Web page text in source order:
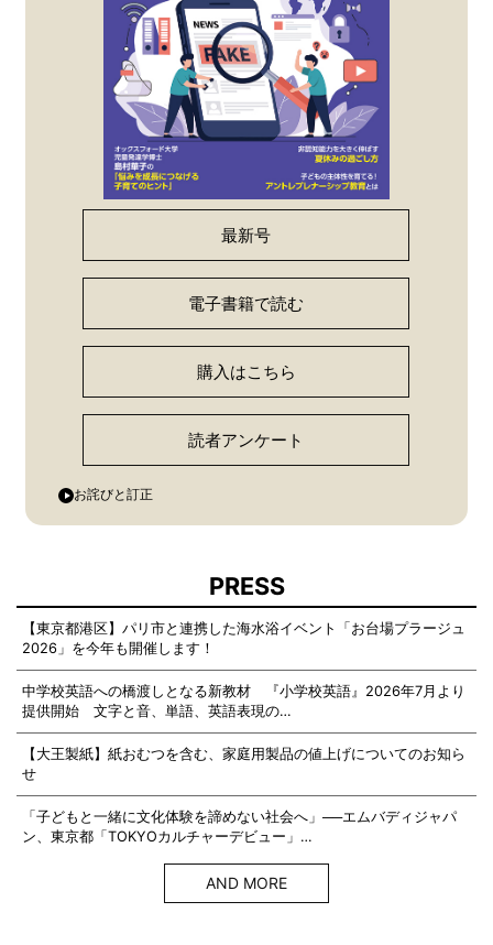
最新号
電子書籍で読む
購入はこちら
読者アンケート
お詫びと訂正
PRESS
【東京都港区】パリ市と連携した海水浴イベント「お台場プラージュ
2026」を今年も開催します！
中学校英語への橋渡しとなる新教材 『小学校英語』2026年7月より
提供開始 文字と音、単語、英語表現の…
【大王製紙】紙おむつを含む、家庭用製品の値上げについてのお知ら
せ
「子どもと一緒に文化体験を諦めない社会へ」──エムバディジャパ
ン、東京都「TOKYOカルチャーデビュー」…
AND MORE